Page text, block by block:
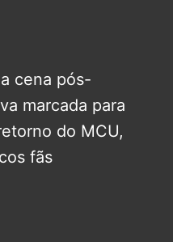
cena pós-
marcada para
do MCU,
fãs